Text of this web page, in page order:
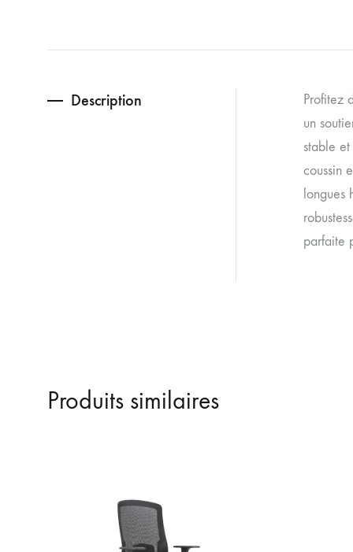
Description
Profitez
un
stable
coussin
longues
parfaite
Produits similaires